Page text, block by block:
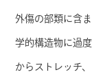
外傷の部類に含
学的構造物に過
からストレッチ